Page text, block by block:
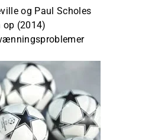
og Paul Scholes
op (2014)